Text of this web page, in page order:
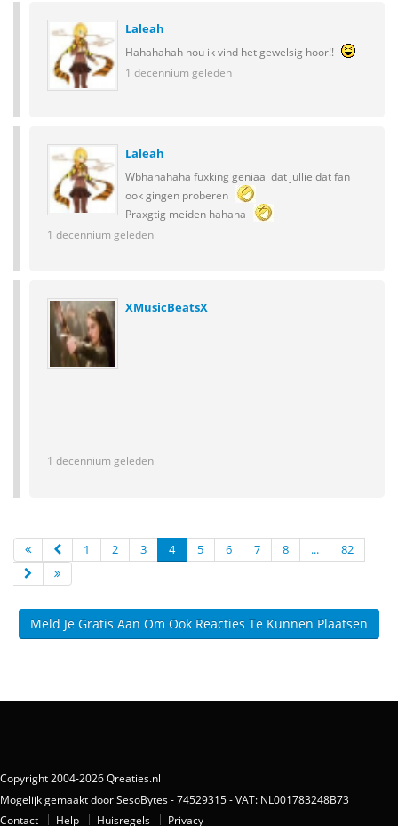
Laleah
Hahahahah nou ik vind het gewelsig hoor!!
1 decennium geleden
Laleah
Wbhahahaha fuxking geniaal dat jullie dat fan
ook gingen proberen
Praxgtig meiden hahaha
1 decennium geleden
XMusicBeatsX
1 decennium geleden
1 2 3 4 5 6 7 8 ... 82
Meld Je Gratis Aan Om Ook Reacties Te Kunnen Plaatsen
Copyright 2004-2026 Qreaties.nl
Mogelijk gemaakt door SesoBytes - 74529315 - VAT: NL001783248B73
Contact
Help Huisregels Privacy